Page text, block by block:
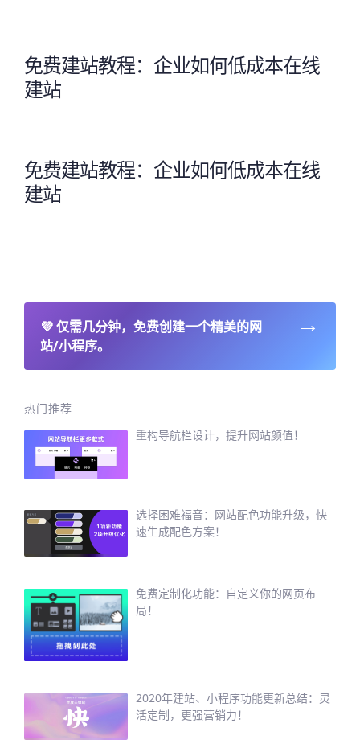
免费建站教程：企业如何低成本在线
建站
免费建站教程：企业如何低成本在线
建站
💜仅需几分钟，免费创建一个精美的网
站/小程序。
→
热门推荐
重构导航栏设计，提升网站颜值！
选择困难福音：网站配色功能升级，快
速生成配色方案！
免费定制化功能：自定义你的网页布
局！
2020年建站、小程序功能更新总结：灵
活定制，更强营销力！